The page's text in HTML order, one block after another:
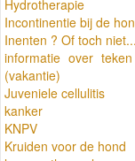
Hydrotherapie
Incontinentie bij de
Inenten ? Of toch niet...
informatie over
(vakantie)
Juveniele cellulitis
kanker
KNPV
Kruiden voor de hond